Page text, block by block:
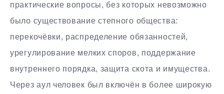
практические вопросы, без которых невозможно
было существование степного общества:
перекочёвки, распределение обязанностей,
урегулирование мелких споров, поддержание
внутреннего порядка, защита скота и имущества.
Через аул человек был включён в более широкую